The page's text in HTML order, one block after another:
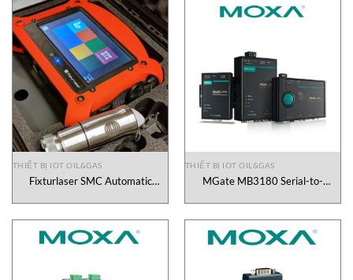
THIẾT BỊ IOT OIL&GAS
Fixturlaser SMC Automatic
Vietnam
THIẾT BỊ IOT OIL&GAS
MGate MB3180 Serial-to-
Vietnam